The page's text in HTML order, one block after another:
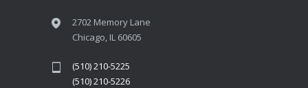
2702 Memory Lane
Chicago, IL 60605
(510) 210-5225
(510) 210-5226